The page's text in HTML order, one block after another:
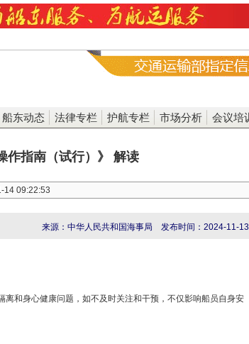
船东动态 法律专栏 护航专栏 市场分析 会议培
作指南（试行）》 解读
14 09:22:53
来源：中华人民共和国海事局 发布时间：2024-11-13
和身心健康问题，如不及时关注和干预，不仅影响船员自身安